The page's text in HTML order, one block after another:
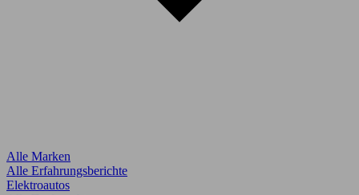
Alle Marken
Alle Erfahrungsberichte
Elektroautos